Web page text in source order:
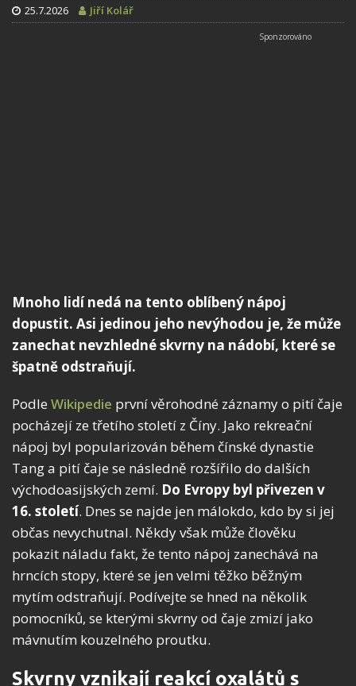
25.7.2026 Jiří Kolář
Mnoho lidí nedá na tento oblíbený nápoj
dopustit. Asi jedinou jeho nevýhodou je, že může
zanechat nevzhledné skvrny na nádobí, které se
špatně odstraňují.
Podle Wikipedie první věrohodné záznamy o pití čaje
pocházejí ze třetího století z Číny. Jako rekreační
nápoj byl popularizován během čínské dynastie
Tang a pití čaje se následně rozšířilo do dalších
východoasijských zemí. Do Evropy byl přivezen v
16. století. Dnes se najde jen málokdo, kdo by si jej
občas nevychutnal. Někdy však může člověku
pokazit náladu fakt, že tento nápoj zanechává na
hrncích stopy, které se jen velmi těžko běžným
mytím odstraňují. Podívejte se hned na několik
pomocníků, se kterými skvrny od čaje zmizí jako
mávnutím kouzelného proutku.
Skvrny vznikají reakcí oxalátů s